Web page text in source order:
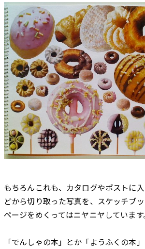
もちろんこれも、カタログやポストに
どから切り取った写真を、スケッチブッ
ページをめくってはニヤニヤしています
「でんしゃの本」とか「ようふくの本